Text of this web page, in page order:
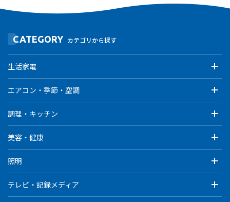
CATEGORY カテゴリから探す
生活家電
エアコン・季節・空調
調理・キッチン
美容・健康
照明
テレビ・記録メディア